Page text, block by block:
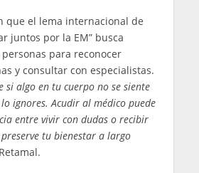
que el lema internacional de
juntos por la EM” busca
para reconocer
y consultar con especialistas.
si algo en tu cuerpo no se siente
ignores. Acudir al médico puede
entre vivir con dudas o recibir
tu bienestar a largo